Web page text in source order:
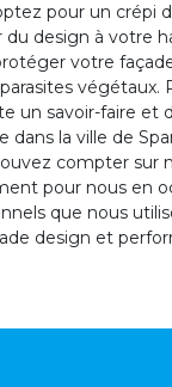
pour un crépi
du design à votre
votre
végétaux.
un savoir-faire et
dans la ville de
compter sur
pour nous en
que nous
design et